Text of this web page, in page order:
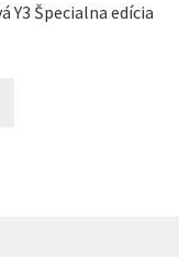
Y3 Špecialna edícia